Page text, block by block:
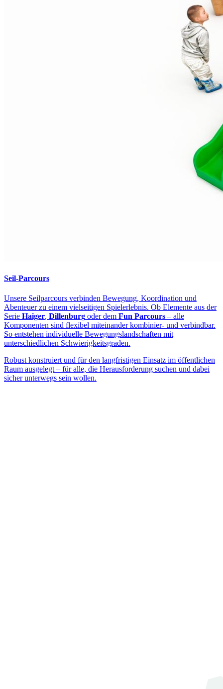
Seil-Parcours
Unsere Seilparcours verbinden Bewegung, Koordination und
Abenteuer zu einem vielseitigen Spielerlebnis. Ob Elemente aus der
Serie Haiger, Dillenburg oder dem Fun Parcours – alle
Komponenten sind flexibel miteinander kombinier- und verbindbar.
So entstehen individuelle Bewegungslandschaften mit
unterschiedlichen Schwierigkeitsgraden.
Robust konstruiert und für den langfristigen Einsatz im öffentlichen
Raum ausgelegt – für alle, die Herausforderung suchen und dabei
sicher unterwegs sein wollen.